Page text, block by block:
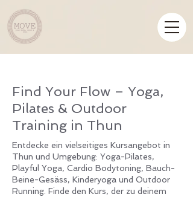
Find Your Flow – Yoga,
Pilates & Outdoor
Training in Thun
Entdecke ein vielseitiges Kursangebot in
Thun und Umgebung: Yoga-Pilates,
Playful Yoga, Cardio Bodytoning, Bauch-
Beine-Gesäss, Kinderyoga und Outdoor
Running. Finde den Kurs, der zu deinem